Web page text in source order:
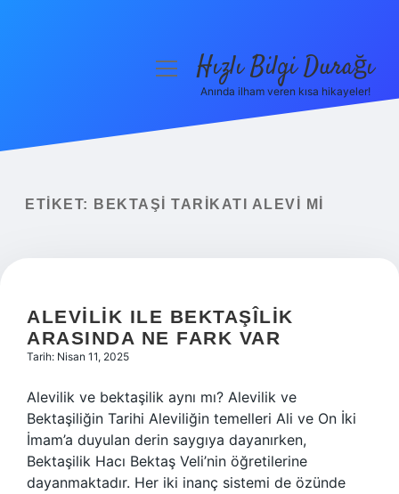
Yasal Uyarı
menüyüHızlı Bilgi Durağı
Anında ilham veren kısa hikayeler!
ETIKET: BEKTAŞI TARIKATI ALEVI MI
ALEVILIK ILE BEKTAŞÎLIK
ARASINDA NE FARK VAR
Tarih: Nisan 11, 2025
Alevilik ve bektaşilik aynı mı? Alevilik ve
Bektaşiliğin Tarihi Aleviliğin temelleri Ali ve On İki
İmam’a duyulan derin saygıya dayanırken,
Bektaşilik Hacı Bektaş Veli’nin öğretilerine
dayanmaktadır. Her iki inanç sistemi de özünde